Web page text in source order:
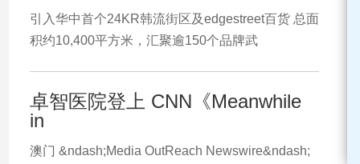
引入华中首个24KR韩流街区及edgestreet百货 总面
积约10,400平方米，汇聚逾150个品牌武
卓智医院登上 CNN《Meanwhile
in
澳门 &ndash;Media OutReach Newswire&ndash;